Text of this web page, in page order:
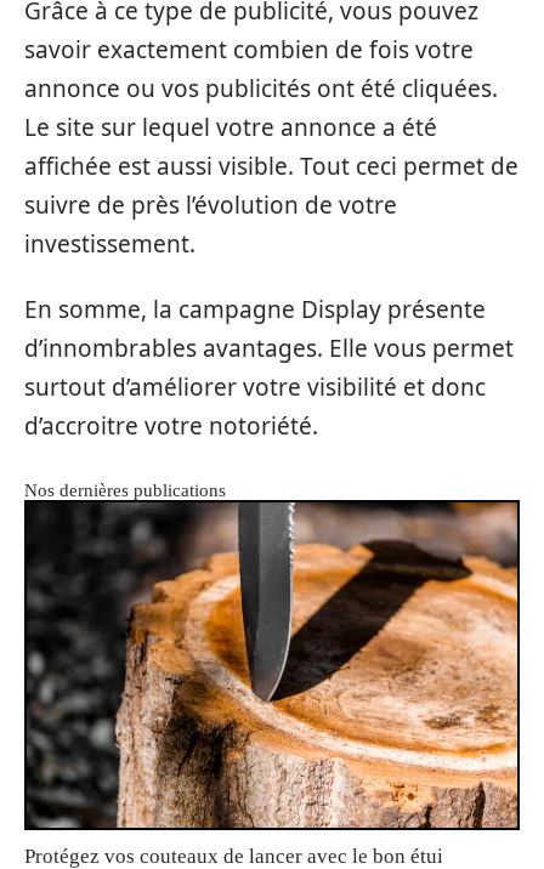
Grâce à ce type de publicité, vous pouvez
savoir exactement combien de fois votre
annonce ou vos publicités ont été cliquées.
Le site sur lequel votre annonce a été
affichée est aussi visible. Tout ceci permet de
suivre de près l’évolution de votre
investissement.
En somme, la campagne Display présente
d’innombrables avantages. Elle vous permet
surtout d’améliorer votre visibilité et donc
d’accroitre votre notoriété.
Nos dernières publications
Protégez vos couteaux de lancer avec le bon étui